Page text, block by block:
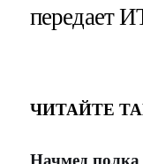
передает
ЧИТАЙТЕ